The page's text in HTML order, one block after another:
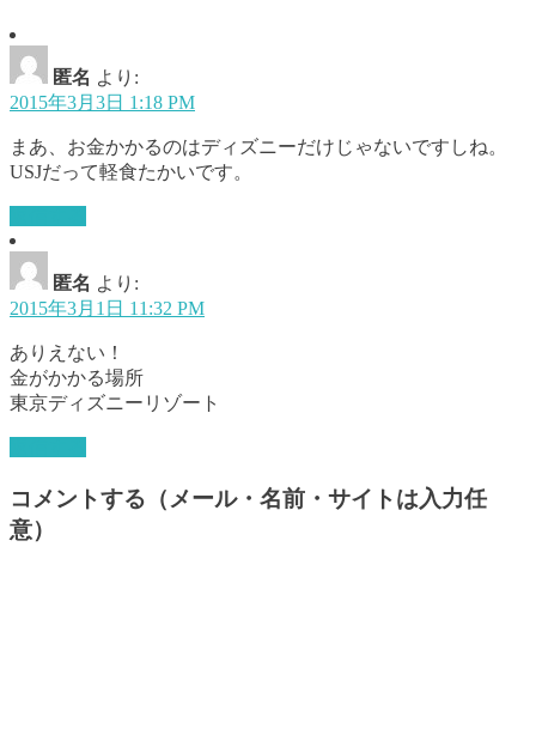
匿名 より:
2015年3月3日 1:18 PM
まあ、お金かかるのはディズニーだけじゃないですしね。
USJだって軽食たかいです。
匿名 より:
2015年3月1日 11:32 PM
ありえない！
金がかかる場所
東京ディズニーリゾート
コメントする（メール・名前・サイトは入力任
意）